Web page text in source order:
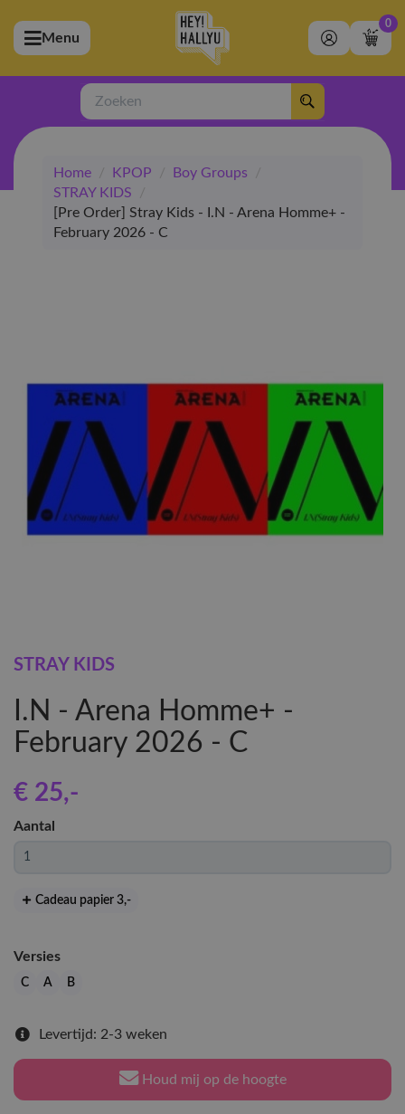
(Artiesten)
(Merchandise)
(Exclusive)
(Winkel)
Menu
0
Zoeken
Home / KPOP / Boy Groups
/
STRAY KIDS
/
[Pre Order] Stray Kids - I.N - Arena Homme+ -
February 2026 - C
STRAY KIDS
I.N - Arena Homme+ -
February 2026 - C
€ 25,-
Aantal
Cadeau papier 3,-
Versies
C A B
Levertijd: 2-3 weken
Houd mij op de hoogte